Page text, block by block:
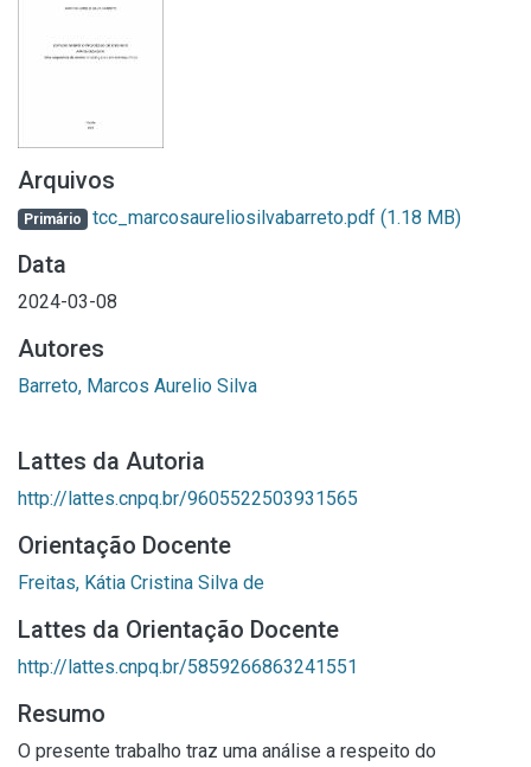
Arquivos
Primário tcc_marcosaureliosilvabarreto.pdf (1.18 MB)
Data
2024-03-08
Autores
Barreto, Marcos Aurelio Silva
Lattes da Autoria
http://lattes.cnpq.br/9605522503931565
Orientação Docente
Freitas, Kátia Cristina Silva de
Lattes da Orientação Docente
http://lattes.cnpq.br/5859266863241551
Resumo
O presente trabalho traz uma análise a respeito do